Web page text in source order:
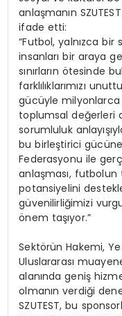
anlaşmanın
ifade etti:
“Futbol, yalnızca bir
insanları bir araya
sınırların ötesinde
farklılıklarımızı
gücüyle milyonlarca
toplumsal değerleri
sorumluluk
bu birleştirici
Federasyonu ile
anlaşması,
potansiyelini
güvenilirliğimizi
önem taşıyor.”
Sektörün Hakemi,
Uluslararası
alanında geniş
olmanın verdiği
SZUTEST, bu